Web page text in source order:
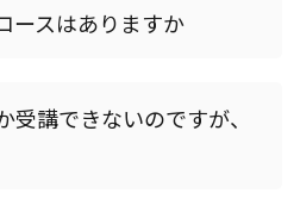
ースはありますか
講できないのですが、